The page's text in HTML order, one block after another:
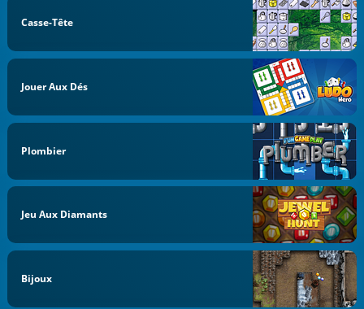
Casse-Tête
Jouer Aux Dés
Plombier
Jeu Aux Diamants
Bijoux